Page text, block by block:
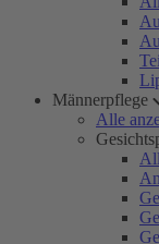
Männerpflege
Alle